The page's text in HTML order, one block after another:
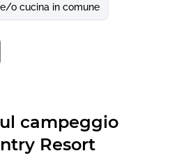
o cucina in comune
campeggio
Resort